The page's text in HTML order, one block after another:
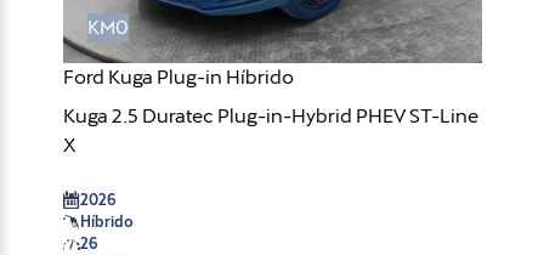
KM0
Ford Kuga Plug-in Híbrido
Kuga 2.5 Duratec Plug-in-Hybrid PHEV ST-Line
X
2026
Híbrido
26